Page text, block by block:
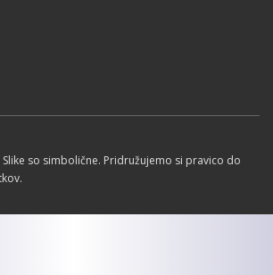
so simbolične. Pridružujemo si pravico do